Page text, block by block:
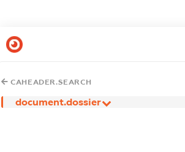
CAHEADER.SEARCH
document.dossier